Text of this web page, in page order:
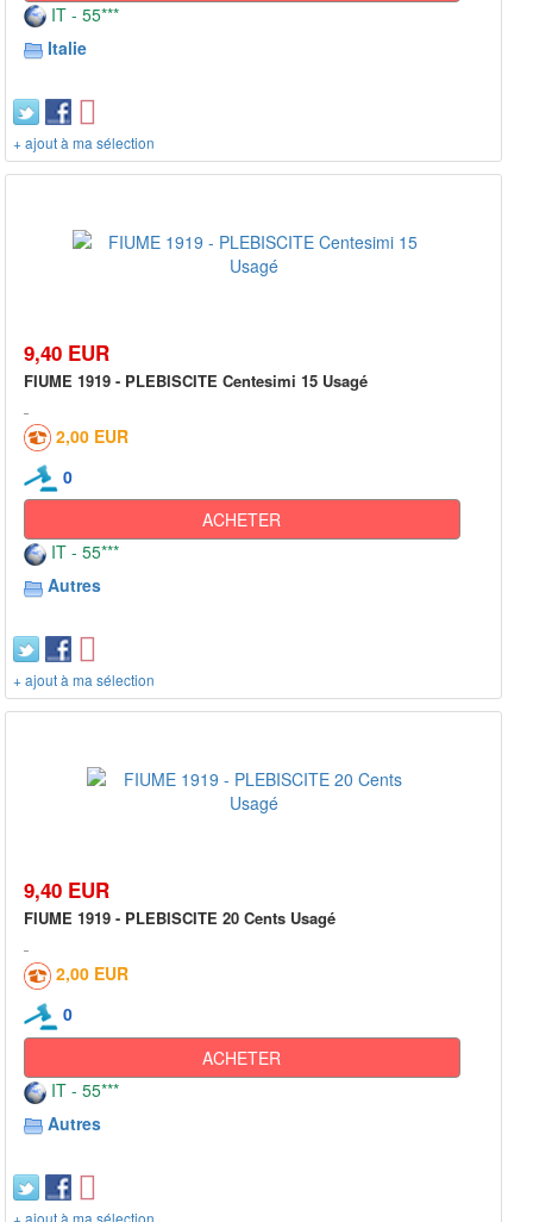
IT - 55***
Italie
+ ajout à ma sélection
9,40 EUR
FIUME 1919 - PLEBISCITE Centesimi 15 Usagé
2,00 EUR
0
ACHETER
IT - 55***
Autres
+ ajout à ma sélection
9,40 EUR
FIUME 1919 - PLEBISCITE 20 Cents Usagé
2,00 EUR
0
ACHETER
IT - 55***
Autres
+ ajout à ma sélection